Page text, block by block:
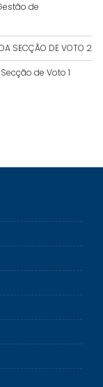
de
SECÇÃO DE VOTO 2
de Voto 1